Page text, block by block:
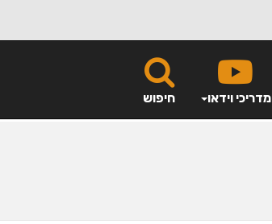
חיפוש מדריכי וידאו